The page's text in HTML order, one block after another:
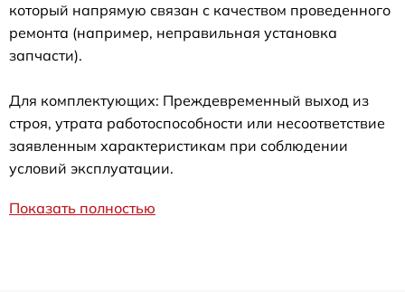
который напрямую связан с качеством проведенного
ремонта (например, неправильная установка
запчасти).
Для комплектующих: Преждевременный выход из
строя, утрата работоспособности или несоответствие
заявленным характеристикам при соблюдении
условий эксплуатации.
Показать полностью